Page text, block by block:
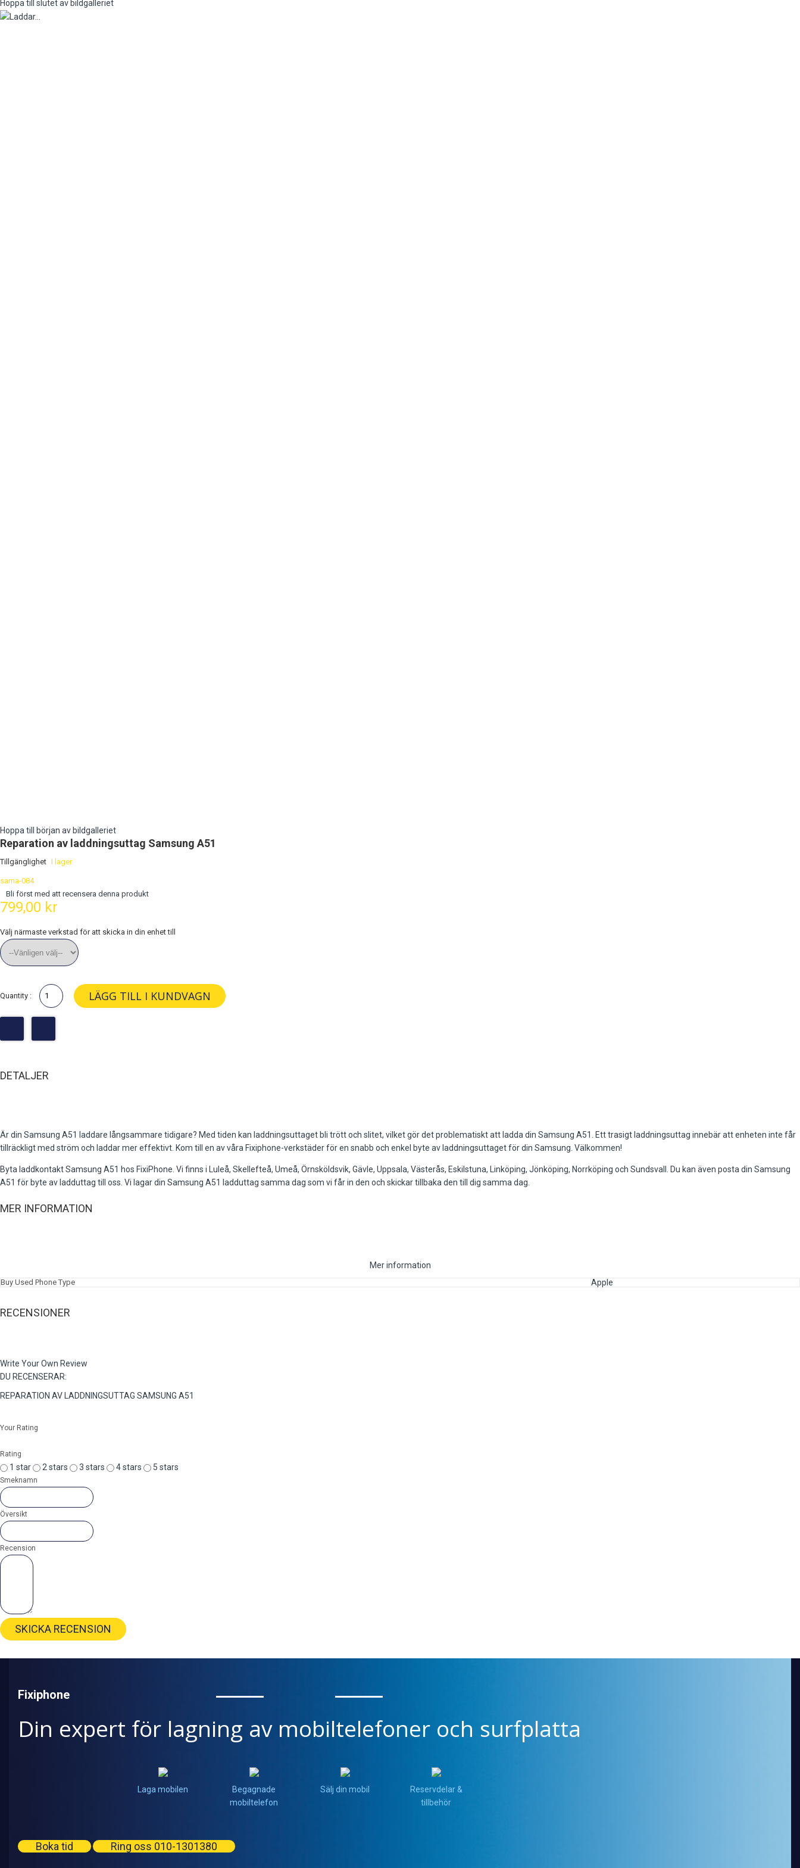
Hoppa till slutet av bildgalleriet
Hoppa till början av bildgalleriet
Reparation av laddningsuttag Samsung A51
Tillgänglighet I lager
sama-084
Bli först med att recensera denna produkt
799,00 kr
Välj närmaste verkstad för att skicka in din enhet till
Quantity : LÄGG TILL I KUNDVAGN
DETALJER
Är din Samsung A51 laddare långsammare tidigare? Med tiden kan laddningsuttaget bli trött och slitet, vilket gör det problematiskt att ladda din Samsung A51. Ett trasigt laddningsuttag innebär att enheten inte får
tillräckligt med ström och laddar mer effektivt. Kom till en av våra Fixiphone-verkstäder för en snabb och enkel byte av laddningsuttaget för din Samsung. Välkommen!
Byta laddkontakt Samsung A51 hos FixiPhone. Vi finns i Luleå, Skellefteå, Umeå, Örnsköldsvik, Gävle, Uppsala, Västerås, Eskilstuna, Linköping, Jönköping, Norrköping och Sundsvall. Du kan även posta din Samsung
A51 för byte av ladduttag till oss. Vi lagar din Samsung A51 ladduttag samma dag som vi får in den och skickar tillbaka den till dig samma dag.
MER INFORMATION
Mer information
Buy Used Phone Type Apple
RECENSIONER
Write Your Own Review
DU RECENSERAR:
REPARATION AV LADDNINGSUTTAG SAMSUNG A51
Your Rating
Rating
1 star 2 stars 3 stars 4 stars 5 stars
Smeknamn
Översikt
Recension
SKICKA RECENSION
Fixiphone
Din expert för lagning av mobiltelefoner och surfplatta
Laga mobilen
Begagnade
mobiltelefon
Sälj din mobil
Reservdelar &
tillbehör
Boka tid Ring oss 010-1301380